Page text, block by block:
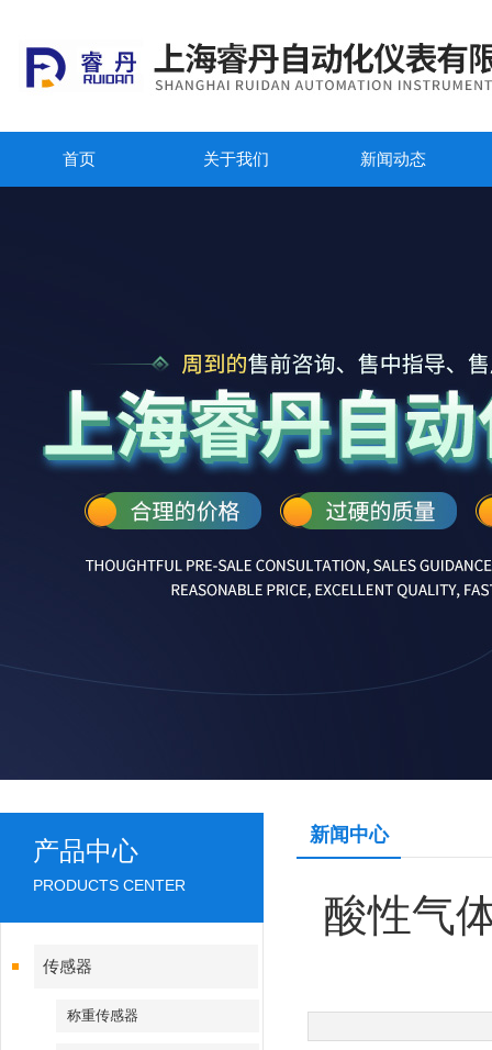
首页 关于我们 新闻动态
产品中心
PRODUCTS CENTER
传感器
称重传感器
新闻中心
酸性气